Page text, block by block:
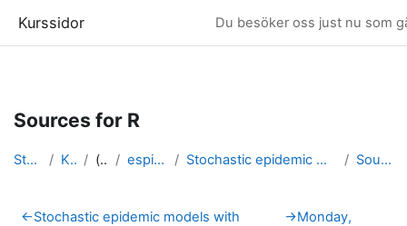
Kurssidor Du besöker oss just nu som
Sources for R
Startsida Kurser (dold) espidam 2025 Stochastic epidemic models with inference 2025 Sources for R
Avsnittsöversikt
←Stochastic epidemic models with
→Monday,